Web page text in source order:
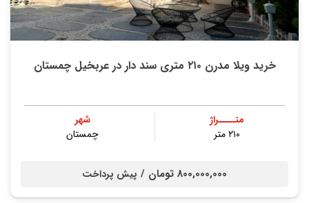
خرید ویلا مدرن ۲۱۰ متری سند دار در عربخیل چمستان
متــــراژ
۲۱۰ متر
شهر
چمستان
800,000,000 تومان / پیش پرداخت